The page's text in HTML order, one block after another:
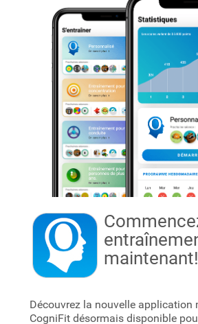
maintenant!
Découvrez la nouvelle application
CogniFit désormais disponible